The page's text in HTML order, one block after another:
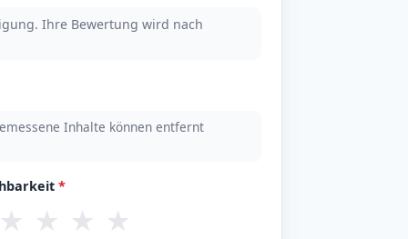
Ihre Bewertung wird nach
Inhalte können entfernt
*
★ ★ ★